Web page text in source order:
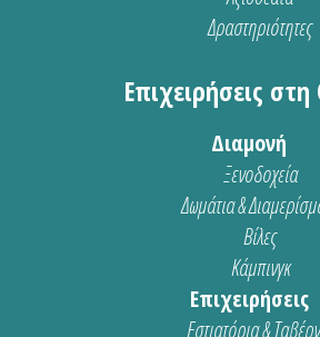
Δραστηριότητες
Επιχειρήσεις
Διαμονή
Ξενοδοχεία
Δωμάτια &
Βίλες
Κάμπινγκ
Επιχειρήσεις
Εστιατόρια &